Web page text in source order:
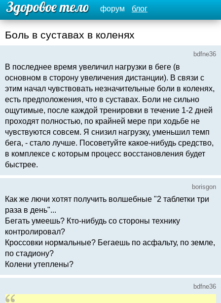
форум блог
Боль в суставах в коленях
bdfne36
В последнее время увеличил нагрузки в беге (в
основном в сторону увеличения дистанции). В связи с
этим начал чувствовать незначительные боли в коленях,
есть предположения, что в суставах. Боли не сильно
ощутимые, после каждой тренировки в течение 1-2 дней
проходят полностью, по крайней мере при ходьбе не
чувствуются совсем. Я снизил нагрузку, уменьшил темп
бега, - стало лучше. Посоветуйте какое-нибудь средство,
в комплексе с которым процесс восстановления будет
быстрее.
borisgon
Как же лючи хотят получить волшебные "2 таблетки три
раза в день"...
Бегать умеешь? Кто-нибудь со стороны технику
контролировал?
Кроссовки нормальные? Бегаешь по асфальту, по земле,
по стадиону?
Колени утеплены?
bdfne36